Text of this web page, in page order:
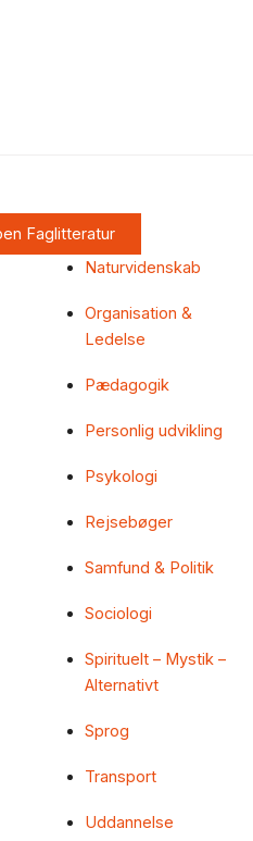
Faglitteratur
Naturvidenskab
Organisation &
Ledelse
Pædagogik
Personlig udvikling
Psykologi
Rejsebøger
Samfund & Politik
Sociologi
Spirituelt – Mystik –
Alternativt
Sprog
Transport
Uddannelse